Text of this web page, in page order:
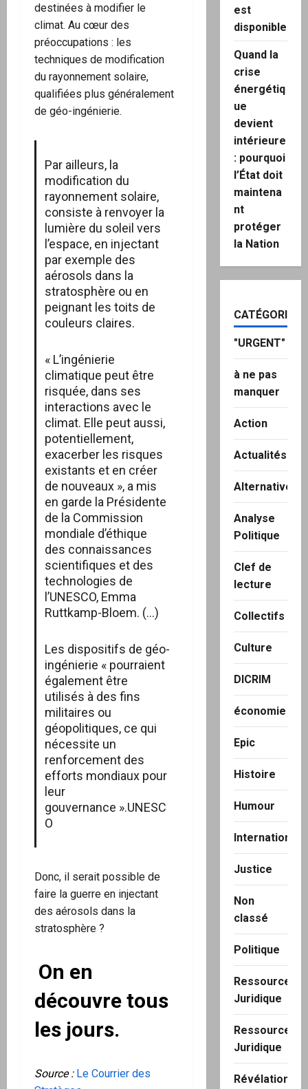
destinées à modifier le
climat. Au cœur des
préoccupations : les
techniques de modification
du rayonnement solaire,
qualifiées plus généralement
de géo-ingénierie.
Par ailleurs, la
modification du
rayonnement solaire,
consiste à renvoyer la
lumière du soleil vers
l’espace, en injectant
par exemple des
aérosols dans la
stratosphère ou en
peignant les toits de
couleurs claires.
« L’ingénierie
climatique peut être
risquée, dans ses
interactions avec le
climat. Elle peut aussi,
potentiellement,
exacerber les risques
existants et en créer
de nouveaux », a mis
en garde la Présidente
de la Commission
mondiale d’éthique
des connaissances
scientifiques et des
technologies de
l’UNESCO, Emma
Ruttkamp-Bloem. (…)
Les dispositifs de géo-
ingénierie « pourraient
également être
utilisés à des fins
militaires ou
géopolitiques, ce qui
nécessite un
renforcement des
efforts mondiaux pour
leur
gouvernance ».UNESC
O
Donc, il serait possible de
faire la guerre en injectant
des aérosols dans la
stratosphère ?
On en
découvre tous
les jours.
Source : Le Courrier des
est
disponible
Quand la
crise
énergétiq
ue
devient
intérieure
: pourquoi
l’État doit
maintena
nt
protéger
la Nation
CATÉGORIES
"URGENT"
à ne pas
manquer
Action
Actualités
Alternatives
Analyse
Politique
Clef de
lecture
Collectifs
Culture
DICRIM
économie
Epic
Histoire
Humour
International
Justice
Non
classé
Politique
Ressource
Juridique
Ressource
Juridique
Révélation